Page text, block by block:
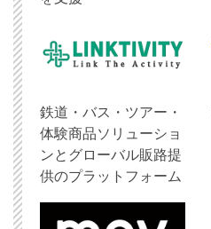
鉄道・バス・ツアー・
体験商品ソリューショ
ンとグローバル販路提
供のプラットフォーム